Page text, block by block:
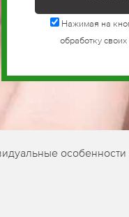
Нажимая на
обработку
особенности